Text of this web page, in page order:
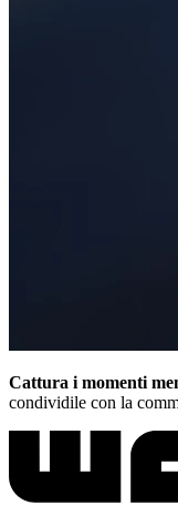
Cattura i momenti
condividile con la